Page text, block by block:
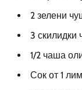
2 зелени
3 скилидки
1/2 чаша
Сок от 1